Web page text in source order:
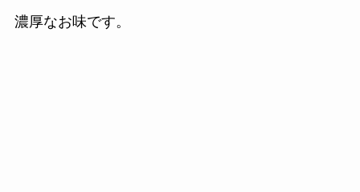
濃厚なお味です。